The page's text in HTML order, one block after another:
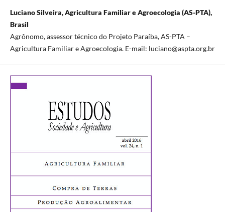
Luciano Silveira, Agricultura Familiar e Agroecologia (AS-PTA),
Brasil
Agrônomo, assessor técnico do Projeto Paraíba, AS-PTA –
Agricultura Familiar e Agroecologia. E-mail: luciano@aspta.org.br